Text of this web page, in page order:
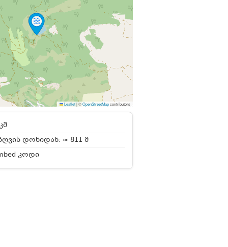
Leaflet|©OpenStreetMapcontributors
დონიდან: ≈ 811 მ
კოდი